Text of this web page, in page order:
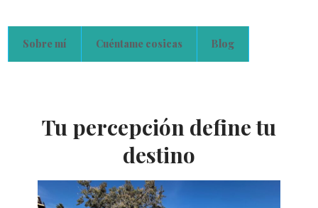
Sobre mí Cuéntame cosicas Blog
Tu percepción define tu
destino